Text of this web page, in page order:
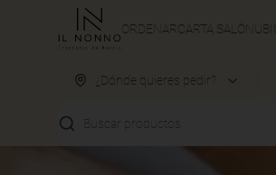
ORDENAR CARTA SALÓN
¿Dónde quieres pedir?
Buscar productos